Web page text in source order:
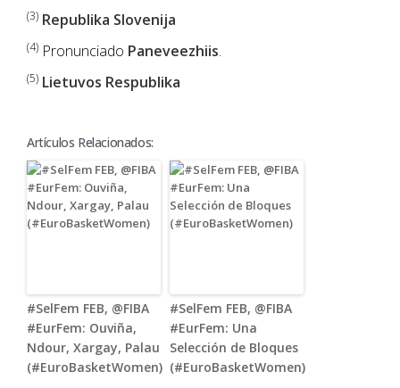
(3) Republika Slovenija
(4) Pronunciado Paneveezhiis.
(5) Lietuvos Respublika
Artículos Relacionados:
#SelFem FEB, @FIBA
#EurFem: Ouviña,
Ndour, Xargay, Palau
(#EuroBasketWomen)
#SelFem FEB, @FIBA
#EurFem: Una
Selección de Bloques
(#EuroBasketWomen)